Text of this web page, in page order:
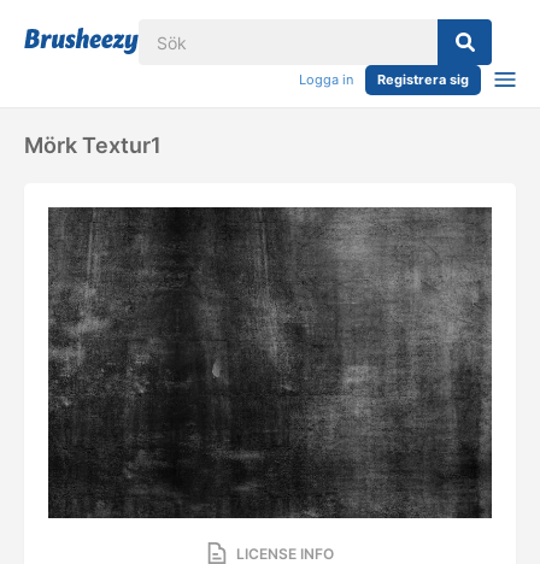
Logga in Registrera sig
Mörk Textur1
LICENSE INFO